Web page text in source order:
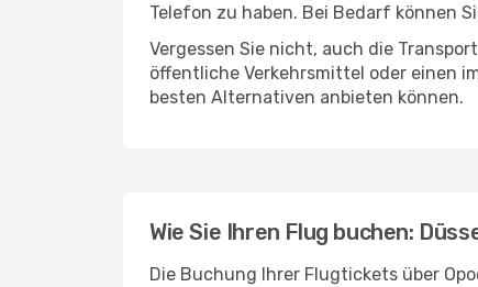
Telefon zu haben. Bei Bedarf können
Vergessen Sie nicht, auch die
öffentliche Verkehrsmittel oder einen
besten Alternativen anbieten können.
Wie Sie Ihren Flug buchen:
Die Buchung Ihrer Flugtickets über